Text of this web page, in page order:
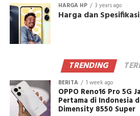
HARGA HP 3 years ago
Harga dan
TRENDING
BERITA 1 week ago
OPPO Reno16 Pro 5G
Pertama di Indonesia
Dimensity 8550 Super